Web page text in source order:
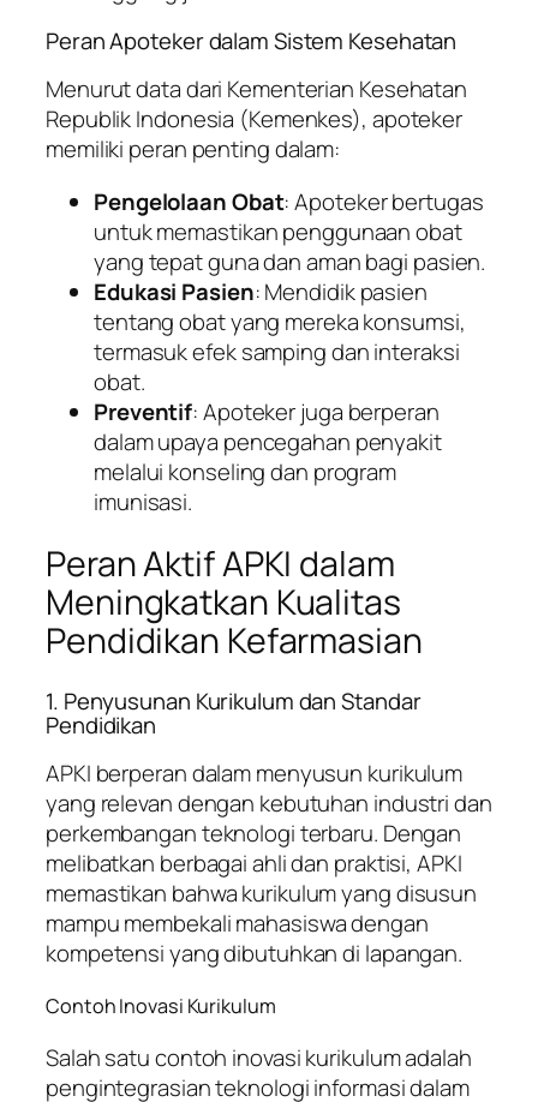
Peran Apoteker dalam Sistem Kesehatan
Menurut data dari Kementerian Kesehatan
Republik Indonesia (Kemenkes), apoteker
memiliki peran penting dalam:
Pengelolaan Obat: Apoteker bertugas
untuk memastikan penggunaan obat
yang tepat guna dan aman bagi pasien.
Edukasi Pasien: Mendidik pasien
tentang obat yang mereka konsumsi,
termasuk efek samping dan interaksi
obat.
Preventif: Apoteker juga berperan
dalam upaya pencegahan penyakit
melalui konseling dan program
imunisasi.
Peran Aktif APKI dalam
Meningkatkan Kualitas
Pendidikan Kefarmasian
1. Penyusunan Kurikulum dan Standar
Pendidikan
APKI berperan dalam menyusun kurikulum
yang relevan dengan kebutuhan industri dan
perkembangan teknologi terbaru. Dengan
melibatkan berbagai ahli dan praktisi, APKI
memastikan bahwa kurikulum yang disusun
mampu membekali mahasiswa dengan
kompetensi yang dibutuhkan di lapangan.
Contoh Inovasi Kurikulum
Salah satu contoh inovasi kurikulum adalah
pengintegrasian teknologi informasi dalam